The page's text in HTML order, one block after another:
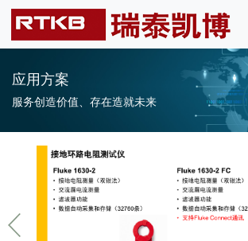
应用方案
服务创造价值、存在造就未来